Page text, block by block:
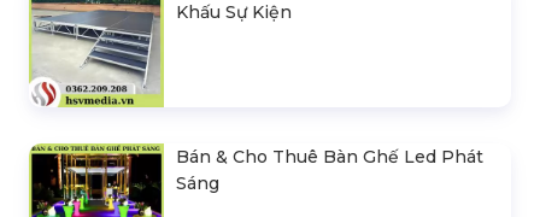
Khấu Sự Kiện
Bán & Cho Thuê Bàn Ghế Led Phát
Sáng